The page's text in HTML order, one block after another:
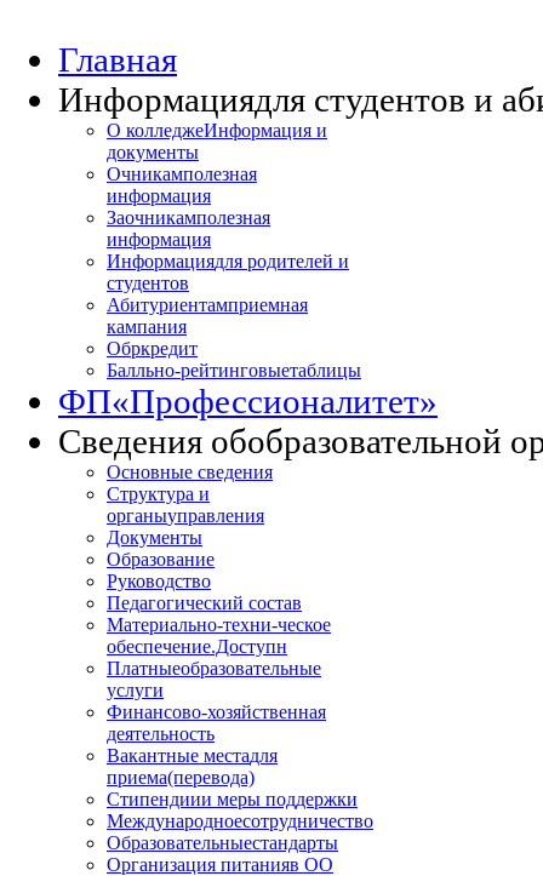
Главная
Информациядля студентов и
О колледжеИнформация и
документы
Очникамполезная
информация
Заочникамполезная
информация
Информациядля родителей и
студентов
Абитуриентамприемная
кампания
Обркредит
Балльно-рейтинговыетаблицы
ФП«Профессионалитет»
Сведения обобразовательной
Основные сведения
Структура и
органыуправления
Документы
Образование
Руководство
Педагогический состав
Материально-техни-ческое
обеспечение.Доступн
Платныеобразовательные
услуги
Финансово-хозяйственная
деятельность
Вакантные местадля
приема(перевода)
Стипендиии меры поддержки
Международноесотрудничество
Образовательныестандарты
Организация питанияв ОО